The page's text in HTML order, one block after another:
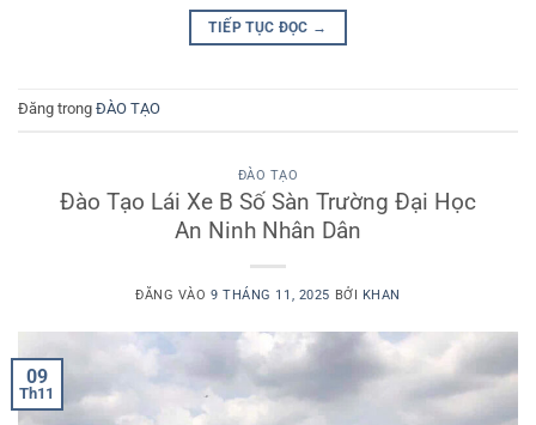
TIẾP TỤC ĐỌC →
Đăng trong ĐÀO TẠO
ĐÀO TẠO
Đào Tạo Lái Xe B Số Sàn Trường Đại Học
An Ninh Nhân Dân
ĐĂNG VÀO 9 THÁNG 11, 2025 BỞI KHAN
09
Th11